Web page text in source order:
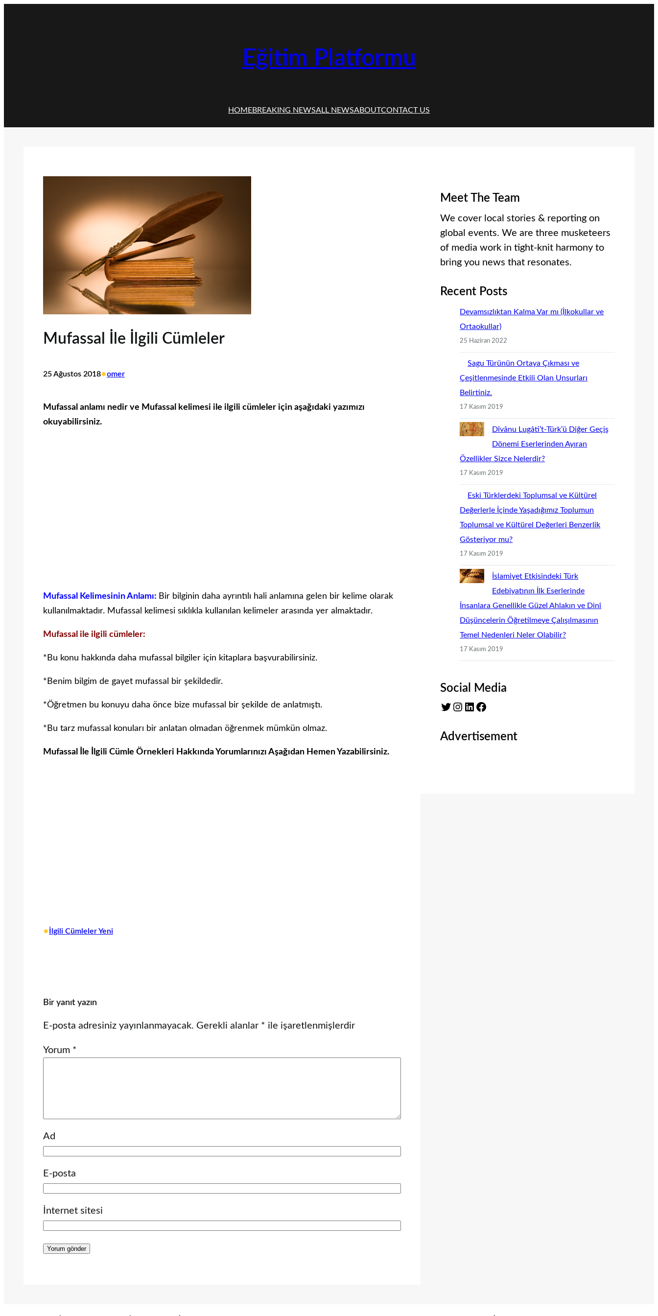
Eğitim Platformu
HOMEBREAKING NEWSALL NEWSABOUTCONTACT US
Mufassal İle İlgili Cümleler
25 Ağustos 2018•omer
Mufassal anlamı nedir ve Mufassal kelimesi ile ilgili cümleler için aşağıdaki yazımızı
okuyabilirsiniz.
Mufassal Kelimesinin Anlamı: Bir bilginin daha ayrıntılı hali anlamına gelen bir kelime olarak
kullanılmaktadır. Mufassal kelimesi sıklıkla kullanılan kelimeler arasında yer almaktadır.
Mufassal ile ilgili cümleler:
*Bu konu hakkında daha mufassal bilgiler için kitaplara başvurabilirsiniz.
*Benim bilgim de gayet mufassal bir şekildedir.
*Öğretmen bu konuyu daha önce bize mufassal bir şekilde de anlatmıştı.
*Bu tarz mufassal konuları bir anlatan olmadan öğrenmek mümkün olmaz.
Mufassal İle İlgili Cümle Örnekleri Hakkında Yorumlarınızı Aşağıdan Hemen Yazabilirsiniz.
• İlgili Cümleler Yeni
Bir yanıt yazın
E-posta adresiniz yayınlanmayacak. Gerekli alanlar * ile işaretlenmişlerdir
Yorum *
Ad
E-posta
İnternet sitesi
Meet The Team
We cover local stories & reporting on
global events. We are three musketeers
of media work in tight-knit harmony to
bring you news that resonates.
Recent Posts
Devamsızlıktan Kalma Var mı (İlkokullar ve
Ortaokullar)
25 Haziran 2022
Sagu Türünün Ortaya Çıkması ve
Çeşitlenmesinde Etkili Olan Unsurları
Belirtiniz.
17 Kasım 2019
Dîvânu Lugâti’t-Türk’ü Diğer Geçiş
Dönemi Eserlerinden Ayıran
Özellikler Sizce Nelerdir?
17 Kasım 2019
Eski Türklerdeki Toplumsal ve Kültürel
Değerlerle İçinde Yaşadığımız Toplumun
Toplumsal ve Kültürel Değerleri Benzerlik
Gösteriyor mu?
17 Kasım 2019
İslamiyet Etkisindeki Türk
Edebiyatının İlk Eserlerinde
İnsanlara Genellikle Güzel Ahlakın ve Dinî
Düşüncelerin Öğretilmeye Çalışılmasının
Temel Nedenleri Neler Olabilir?
17 Kasım 2019
Social Media
Twitter
Instagram LinkedIn Facebook
Advertisement